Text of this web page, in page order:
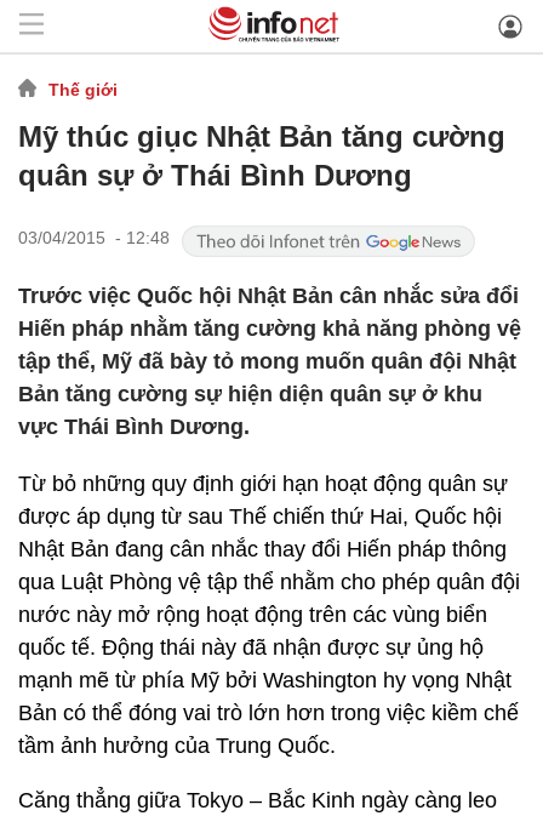
Thế giới
Mỹ thúc giục Nhật Bản tăng cường
quân sự ở Thái Bình Dương
03/04/2015 - 12:48
Trước việc Quốc hội Nhật Bản cân nhắc sửa đổi
Hiến pháp nhằm tăng cường khả năng phòng vệ
tập thể, Mỹ đã bày tỏ mong muốn quân đội Nhật
Bản tăng cường sự hiện diện quân sự ở khu
vực Thái Bình Dương.
Từ bỏ những quy định giới hạn hoạt động quân sự
được áp dụng từ sau Thế chiến thứ Hai, Quốc hội
Nhật Bản đang cân nhắc thay đổi Hiến pháp thông
qua Luật Phòng vệ tập thể nhằm cho phép quân đội
nước này mở rộng hoạt động trên các vùng biển
quốc tế. Động thái này đã nhận được sự ủng hộ
mạnh mẽ từ phía Mỹ bởi Washington hy vọng Nhật
Bản có thể đóng vai trò lớn hơn trong việc kiềm chế
tầm ảnh hưởng của Trung Quốc.
Căng thẳng giữa Tokyo – Bắc Kinh ngày càng leo